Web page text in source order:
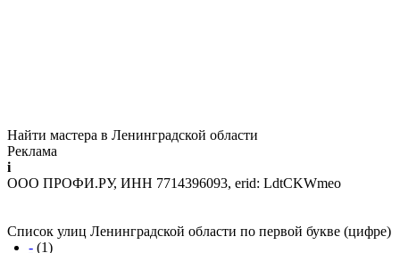
Найти мастера в Ленинградской области
Реклама
i
ООО ПРОФИ.РУ, ИНН 7714396093, erid: LdtCKWmeo
Список улиц Ленинградской области по первой букве (цифре)
- (1)